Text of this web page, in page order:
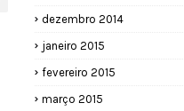
dezembro 2014
janeiro 2015
fevereiro 2015
março 2015